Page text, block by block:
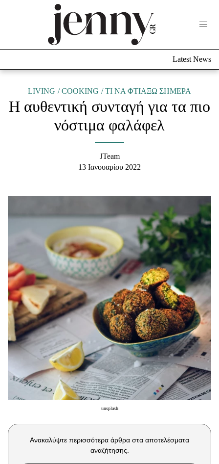
Culture
Fashion
Μαλλιά - Νύχια
Beauty News
Well being
Ψυχολογία
Υγεία + Διατροφή
Σχέσεις & Σεξ
Fitness
Woman Power
Parenting
Working Girl
Real Women
Πρόσωπα
Celebrities
Latest News
LIVING COOKING TΙ ΝΑ ΦΤΙΑΞΩ ΣΗΜΕΡΑ
Η αυθεντική συνταγή για τα πιο
νόστιμα φαλάφελ
JTeam
13 Ιανουαρίου 2022
unsplash
Ανακαλύψτε περισσότερα άρθρα στα αποτελέσματα
αναζήτησης.